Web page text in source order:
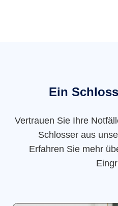
Ein
Vertrauen Sie Ihre
Schlosser aus
Erfahren Sie mehr